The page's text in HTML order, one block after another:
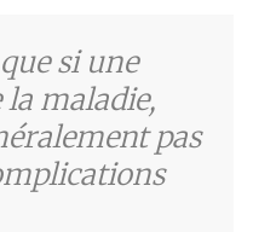
si une
maladie,
pas